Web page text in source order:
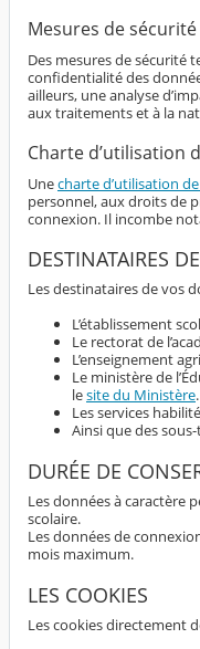
Mesures de sécurité
Des mesures de sécurité
confidentialité des
ailleurs, une analyse
aux traitements et à la
Charte d’utilisation
Unecharte d’utilisation de
personnel, aux droits de
connexion. Il incombe
DESTINATAIRES
Les destinataires de vos
L’établissement
Le rectorat de
L’enseignement
Le ministère de
lesite du Ministère.
Les services
Ainsi que des
DURÉE DE
Les données à caractère
scolaire.
Les données de
mois maximum.
LES COOKIES
Les cookies directement